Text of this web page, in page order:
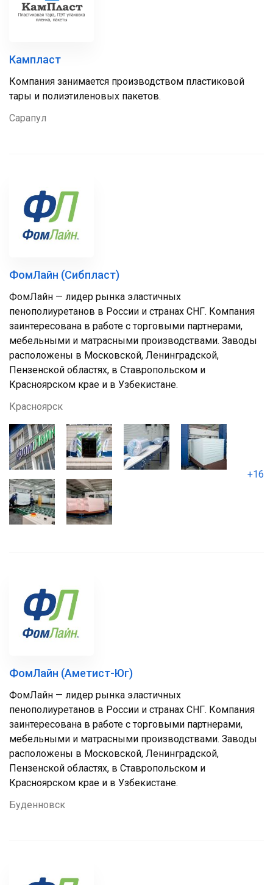
Кампласт
Компания занимается производством пластиковой
тары и полиэтиленовых пакетов.
Сарапул
ФомЛайн (Сибпласт)
ФомЛайн — лидер рынка эластичных
пенополиуретанов в России и странах СНГ. Компания
заинтересована в работе с торговыми партнерами,
мебельными и матрасными производствами. Заводы
расположены в Московской, Ленинградской,
Пензенской областях, в Ставропольском и
Красноярском крае и в Узбекистане.
Красноярск
+16
ФомЛайн (Аметист-Юг)
ФомЛайн — лидер рынка эластичных
пенополиуретанов в России и странах СНГ. Компания
заинтересована в работе с торговыми партнерами,
мебельными и матрасными производствами. Заводы
расположены в Московской, Ленинградской,
Пензенской областях, в Ставропольском и
Красноярском крае и в Узбекистане.
Буденновск